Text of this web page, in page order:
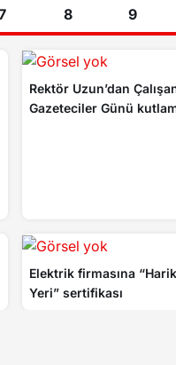
8 9
Rektör Uzun’dan
Gazeteciler Günü
Elektrik firmasına
Yeri” sertifikası